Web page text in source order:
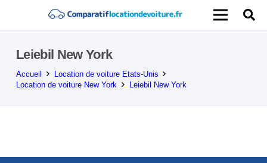
Leiebil New York
Accueil
Location de voiture Etats-Unis
Location de voiture New York
Leiebil New York